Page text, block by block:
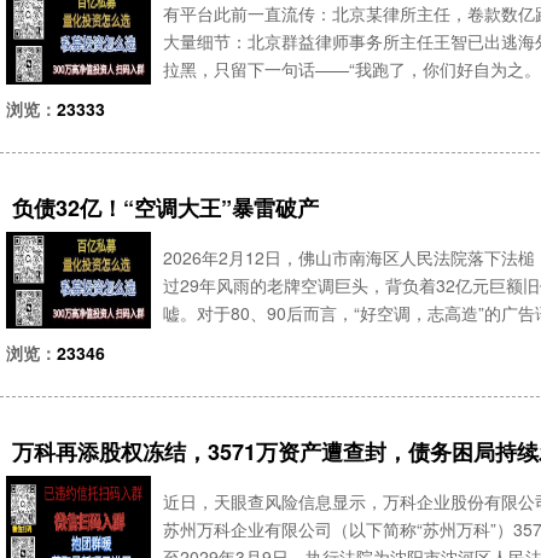
有平台此前一直流传：北京某律所主任，卷款数
大量细节：北京群益律师事务所主任王智已出逃
拉黑，只留下一句话——“我跑了，你们好自为之
浏览： 23333
负债32亿！“空调大王”暴雷破产
2026年2月12日，佛山市南海区人民法院落下法
过29年风雨的老牌空调巨头，背负着32亿元巨额
嘘。对于80、90后而言，“好空调，志高造”的广
浏览： 23346
万科再添股权冻结，3571万资产遭查封，债务困局持
近日，天眼查风险信息显示，万科企业股份有限
苏州万科企业有限公司（以下简称“苏州万科”）